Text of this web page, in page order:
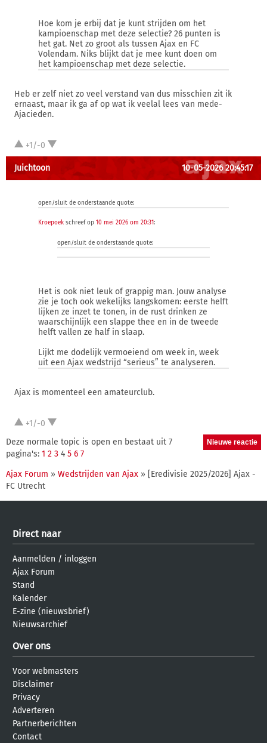
Hoe kom je erbij dat je kunt strijden om het
kampioenschap met deze selectie? 26 punten is
het gat. Net zo groot als tussen Ajax en FC
Volendam. Niks blijkt dat je mee kunt doen om
het kampioenschap met deze selectie.
Heb er zelf niet zo veel verstand van dus misschien zit ik
ernaast, maar ik ga af op wat ik veelal lees van mede-
Ajacieden.
+1/-0
Juichtoon 10-05-2026 20:45:17
open/sluit de onderstaande quote:
Kroepoek schreef op 10 mei 2026 om 20:31:
open/sluit de onderstaande quote:
Het is ook niet leuk of grappig man. Jouw analyse
zie je toch ook wekelijks langskomen: eerste helft
lijken ze inzet te tonen, in de rust drinken ze
waarschijnlijk een slappe thee en in de tweede
helft vallen ze half in slaap.
Lijkt me dodelijk vermoeiend om week in, week
uit een Ajax wedstrijd “serieus” te analyseren.
Ajax is momenteel een amateurclub.
+1/-0
Deze normale topic is open en bestaat uit 7
pagina's: 1 2 3 4 5 6 7
Ajax Forum » Wedstrijden van Ajax » [Eredivisie 2025/2026] Ajax -
FC Utrecht
Direct naar
Aanmelden / inloggen
Ajax Forum
Stand
Kalender
E-zine (nieuwsbrief)
Nieuwsarchief
Over ons
Voor webmasters
Disclaimer
Privacy
Adverteren
Partnerberichten
Contact